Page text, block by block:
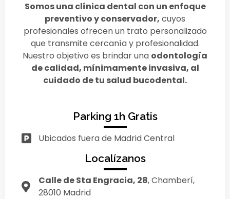
Somos una clínica dental con un enfoque
preventivo y conservador, cuyos
profesionales ofrecen un trato personalizado
que transmite cercanía y profesionalidad.
Nuestro objetivo es brindar una odontología
de calidad, mínimamente invasiva, al
cuidado de tu salud bucodental.
Parking 1h Gratis
Ubicados fuera de Madrid Central
Localízanos
Calle de Sta Engracia, 28, Chamberí,
28010 Madrid